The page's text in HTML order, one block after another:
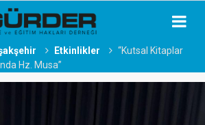
Etkinlikler
“Kutsal Kitaplar
Hz. Musa”